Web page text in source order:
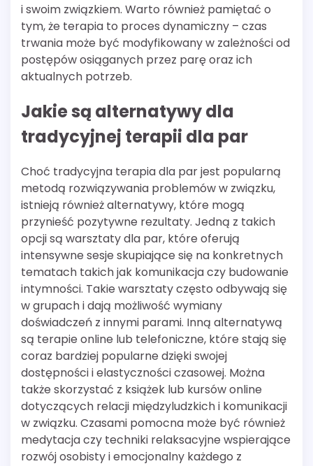
i swoim związkiem. Warto również pamiętać o
tym, że terapia to proces dynamiczny – czas
trwania może być modyfikowany w zależności od
postępów osiąganych przez parę oraz ich
aktualnych potrzeb.
Jakie są alternatywy dla
tradycyjnej terapii dla par
Choć tradycyjna terapia dla par jest popularną
metodą rozwiązywania problemów w związku,
istnieją również alternatywy, które mogą
przynieść pozytywne rezultaty. Jedną z takich
opcji są warsztaty dla par, które oferują
intensywne sesje skupiające się na konkretnych
tematach takich jak komunikacja czy budowanie
intymności. Takie warsztaty często odbywają się
w grupach i dają możliwość wymiany
doświadczeń z innymi parami. Inną alternatywą
są terapie online lub telefoniczne, które stają się
coraz bardziej popularne dzięki swojej
dostępności i elastyczności czasowej. Można
także skorzystać z książek lub kursów online
dotyczących relacji międzyludzkich i komunikacji
w związku. Czasami pomocna może być również
medytacja czy techniki relaksacyjne wspierające
rozwój osobisty i emocjonalny każdego z